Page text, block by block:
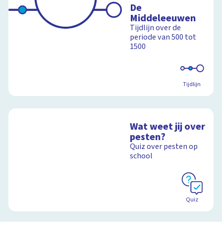
De
Middeleeuwen
Tijdlijn over de
periode van 500 tot
1500
Tijdlijn
Wat weet jij over
pesten?
Quiz over pesten op
school
Quiz